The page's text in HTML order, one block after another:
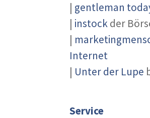
| gentleman
| instockder
|
Internet
| Unter der Lupe
Service